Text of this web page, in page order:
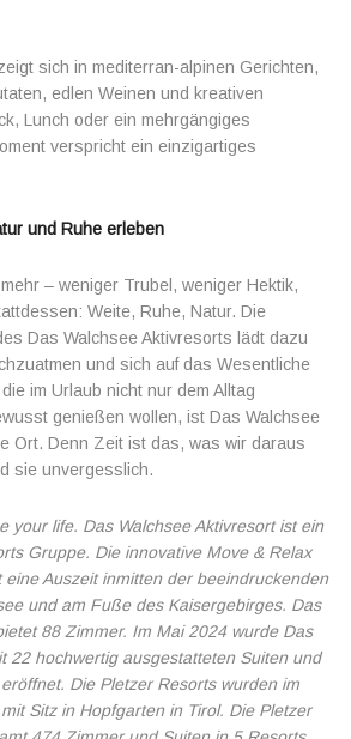
sich in mediterran-alpinen Gerichten,
edlen Weinen und kreativen
Lunch oder ein mehrgängiges
verspricht ein einzigartiges
und Ruhe erleben
– weniger Trubel, weniger Hektik,
Weite, Ruhe, Natur. Die
Das Walchsee Aktivresorts lädt dazu
und sich auf das Wesentliche
im Urlaub nicht nur dem Alltag
genießen wollen, ist Das Walchsee
Ort. Denn Zeit ist das, was wir daraus
sie unvergesslich.
your life. Das Walchsee Aktivresort ist ein
Gruppe. Die innovative Move & Relax
Auszeit inmitten der beeindruckenden
und am Fuße des Kaisergebirges. Das
88 Zimmer. Im Mai 2024 wurde Das
22 hochwertig ausgestatteten Suiten und
Die Pletzer Resorts wurden im
Sitz in Hopfgarten in Tirol. Die Pletzer